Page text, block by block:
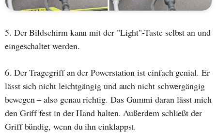
5. Der Bildschirm kann mit der "Light"-Taste selbst an und
eingeschaltet werden.
6. Der Tragegriff an der Powerstation ist einfach genial. Er
lässt sich nicht leichtgängig und auch nicht schwergängig
bewegen – also genau richtig. Das Gummi daran lässt mich
den Griff fest in der Hand halten. Außerdem schließt der
Griff bündig, wenn du ihn einklappst.